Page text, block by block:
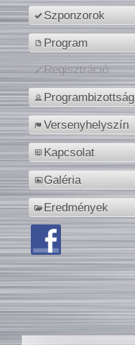
Szponzorok
Program
Regisztráció
Programbizottság
Versenyhelyszín
Kapcsolat
Galéria
Eredmények